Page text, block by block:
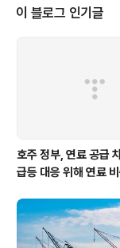
천연가스와 도시가스 최종
9%, 8.6% 감소함 용도별
주: 최종소비는 철강, 석
입 물량, 가스공사에서
함 발전용(발전전용+열
소비는 경기 둔화로 전기..
이 블로그 인기글
호주 정부, 연료 공급
급등 대응 위해 연료